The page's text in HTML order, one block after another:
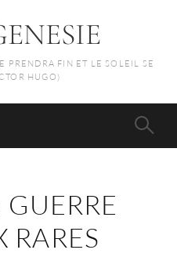
PRENDRA FIN ET LE SOLEIL SE
HUGO)
GUERRE
RARES